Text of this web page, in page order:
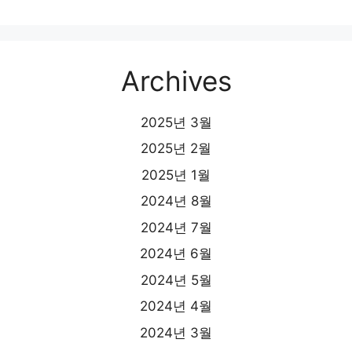
Archives
2025년 3월
2025년 2월
2025년 1월
2024년 8월
2024년 7월
2024년 6월
2024년 5월
2024년 4월
2024년 3월